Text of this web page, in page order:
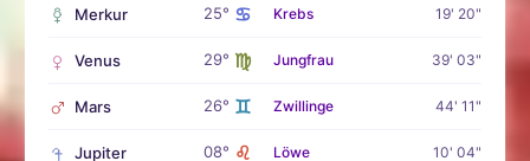
Merkur 25° ♋ Krebs 19' 20"
Venus 29° ♍ Jungfrau 39' 03"
Mars 26° ♊ Zwillinge 44' 11"
Jupiter 08° ♌ Löwe 10' 04"